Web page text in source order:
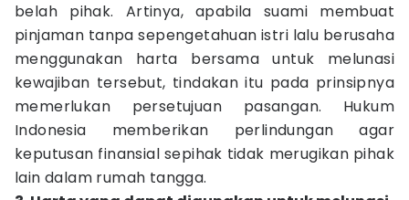
belah pihak. Artinya, apabila suami membuat
pinjaman tanpa sepengetahuan istri lalu berusaha
menggunakan harta bersama untuk melunasi
kewajiban tersebut, tindakan itu pada prinsipnya
memerlukan persetujuan pasangan. Hukum
Indonesia memberikan perlindungan agar
keputusan finansial sepihak tidak merugikan pihak
lain dalam rumah tangga.